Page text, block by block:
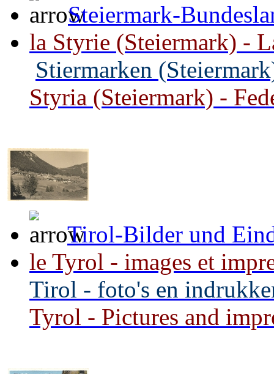
Steiermark-
la Styrie (Steiermark) -
Stiermarken
Styria (Steiermark) -
Tirol-Bilder und
le Tyrol - images et
Tirol - foto's en
Tyrol - Pictures and